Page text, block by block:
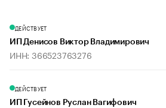
ДЕЙСТВУЕТ
ИП Денисов Виктор Владимирович
ИНН: 366523763276
ДЕЙСТВУЕТ
ИП Гусейнов Руслан Вагифович